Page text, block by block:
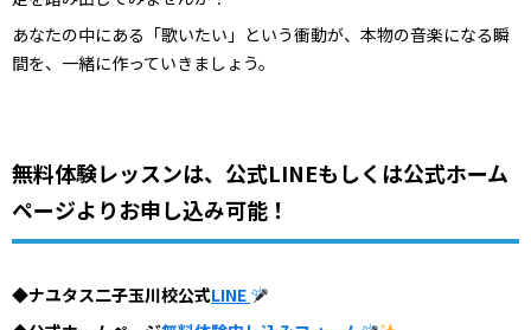
あなたの中にある「歌いたい」という衝動が、本物の音楽になる瞬
間を、一緒に作っていきましょう。
無料体験レッスンは、公式LINEもしくは公式ホーム
ページよりお申し込み可能！
◆ナユタス二子玉川校公式LINE